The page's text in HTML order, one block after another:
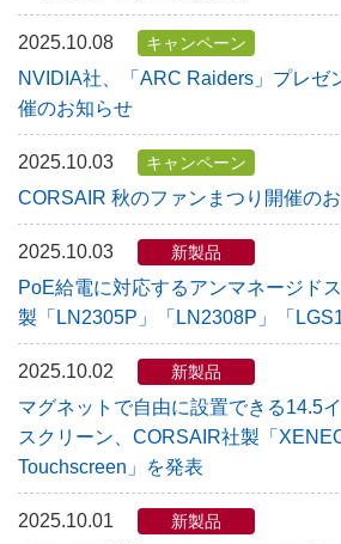
2025.10.08 キャンペーン
NVIDIA社、「ARC Raiders」プレゼ
催のお知らせ
2025.10.03 キャンペーン
CORSAIR 秋のファンまつり開催の
2025.10.03 新製品
PoE給電に対応するアンマネージド
製「LN2305P」「LN2308P」「
2025.10.02 新製品
マグネットで自由に設置できる14.5
スクリーン、CORSAIR社製「
Touchscreen」を発表
2025.10.01 新製品